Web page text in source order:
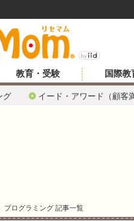
グ イード・アワード（顧客
教育・受験 国際教
プログラミング 記事一覧